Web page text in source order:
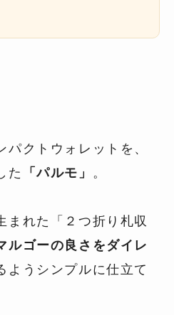
クトウォレットを、
た
「パルモ」 。
まれた「２つ折り札収
ルゴーの良さをダイレ
ようシンプルに仕立て